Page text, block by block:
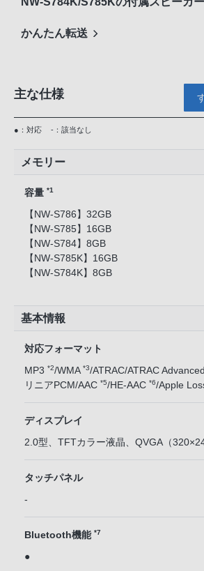
かんたん転送
主な仕様
●：対応 -：該当なし
メモリー
容量 *1
【NW-S786】32GB
【NW-S785】16GB
【NW-S784】8GB
【NW-S785K】16GB
【NW-S784K】8GB
基本情報
対応フォーマット
MP3 *2/WMA *3/ATRAC/ATRAC
リニアPCM/AAC *5/HE-AAC *6/Apple
ディスプレイ
2.0型、TFTカラー液晶、QVGA（
タッチパネル
-
Bluetooth機能 *7
●